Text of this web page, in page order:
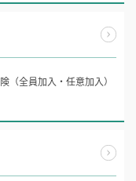
（全員加入・任意加入）